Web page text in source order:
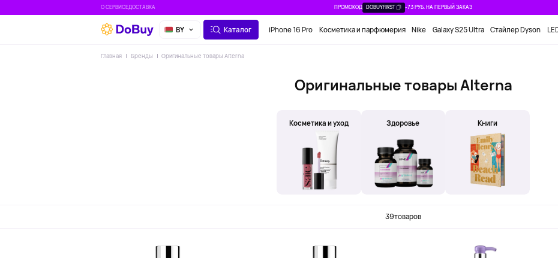
О СЕРВИСЕДОСТАВКА ПРОМОКОД DOBUYFIRST -73 РУБ. НА ПЕРВЫЙ ЗАКАЗ
BY Каталог iPhone 16 Pro Косметика и парфюмерия Nike Galaxy S25 Ultra Стайлер Dyson
Главная Бренды Оригинальные товары Alterna
Оригинальные товары Alterna
Косметика и уход Здоровье Книги
39товаров